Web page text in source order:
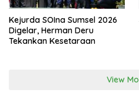
Kejurda SOIna Sumsel 2026
Digelar, Herman Deru
Tekankan Kesetaraan
View